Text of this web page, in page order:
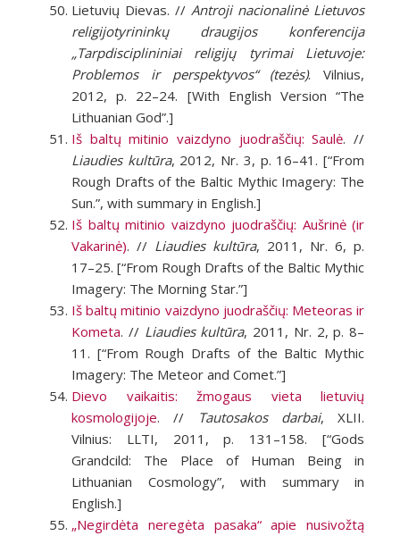
Lietuvių Dievas. // Antroji nacionalinė Lietuvos
religijotyrininkų draugijos konferencija
„Tarpdisciplininiai religijų tyrimai Lietuvoje:
Problemos ir perspektyvos“ (tezės). Vilnius,
2012, p. 22–24. [With English Version “The
Lithuanian God”.]
Iš baltų mitinio vaizdyno juodraščių: Saulė. //
Liaudies kultūra, 2012, Nr. 3, p. 16–41. [“From
Rough Drafts of the Baltic Mythic Imagery: The
Sun.”, with summary in English.]
Iš baltų mitinio vaizdyno juodraščių: Aušrinė (ir
Vakarinė). // Liaudies kultūra, 2011, Nr. 6, p.
17–25. [“From Rough Drafts of the Baltic Mythic
Imagery: The Morning Star.”]
Iš baltų mitinio vaizdyno juodraščių: Meteoras ir
Kometa. // Liaudies kultūra, 2011, Nr. 2, p. 8–
11. [“From Rough Drafts of the Baltic Mythic
Imagery: The Meteor and Comet.”]
Dievo vaikaitis: žmogaus vieta lietuvių
kosmologijoje. // Tautosakos darbai, XLII.
Vilnius: LLTI, 2011, p. 131–158. [“Gods
Grandcild: The Place of Human Being in
Lithuanian Cosmology”, with summary in
English.]
„Negirdėta neregėta pasaka“ apie nusivožtą